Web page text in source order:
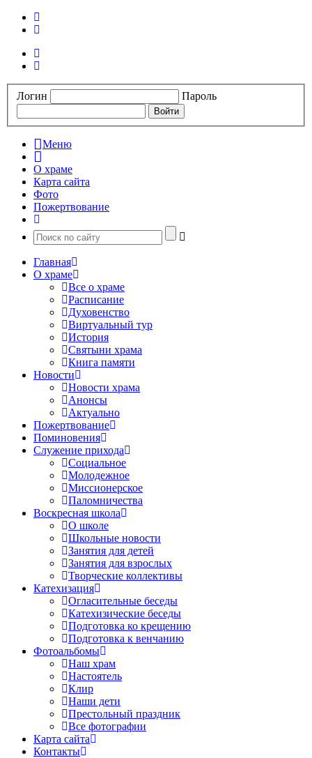
Логин Пароль
Меню
О храме
Карта сайта
Фото
Пожертвование
Главная
О храме
Все о храме
Расписание
Духовенство
Виртуальный тур
История
Святыни храма
Книга памяти
Новости
Новости храма
Анонсы
Актуально
Пожертвование
Поминовения
Служение прихода
Социальное
Молодежное
Миссионерское
Паломничества
Воскресная школа
О школе
Школьные новости
Занятия для детей
Занятия для взрослых
Творческие коллективы
Катехизация
Огласительные беседы
Катехизические беседы
Подготовка ко крещению
Подготовка к венчанию
Фотоальбомы
Наш храм
Настоятель
Клир
Наши дети
Престольный праздник
Все фотографии
Карта сайта
Контакты